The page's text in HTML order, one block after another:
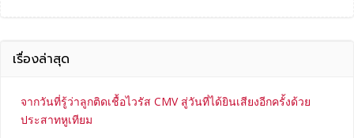
เรื่องล่าสุด
จากวันที่รู้ว่าลูกติดเชื้อไวรัส CMV สู่วันที่ได้ยินเสียงอีกครั้งด้วย
ประสาทหูเทียม